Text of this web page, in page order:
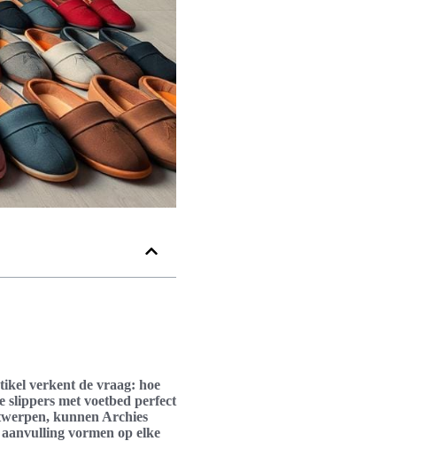
verkent de vraag: hoe
slippers met voetbed perfect
kunnen Archies
vormen op elke